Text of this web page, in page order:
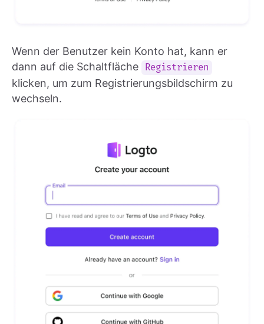
Wenn der Benutzer kein Konto hat, kann er
dann auf die Schaltfläche
Registrieren
klicken, um zum Registrierungsbildschirm zu
wechseln.